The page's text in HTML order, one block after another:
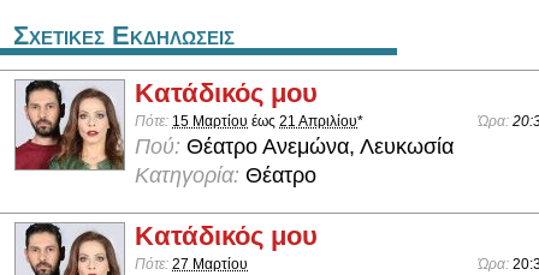
Σχετικες Εκδηλωσεις
Κατάδικός μου
Πότε: 15 Μαρτίου έως 21 Απριλίου* Ώρα:
Πού: Θέατρο Ανεμώνα, Λευκωσία
Κατηγορία: Θέατρο
Κατάδικός μου
Πότε: 27 Μαρτίου Ώρα: